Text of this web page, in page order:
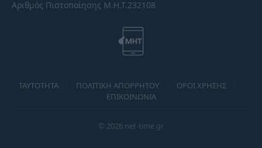
Αριθμός Πιστοποίησης Μ.Η.Τ.232108
TAYTOTHTA ΠΟΛΙΤΙΚΗ ΑΠΟΡΡΗΤΟΥ
ΟΡΟΙ ΧΡΗΣΗΣ
ΕΠΙΚΟΙΝΩΝΙΑ
© 2026 net-time.gr